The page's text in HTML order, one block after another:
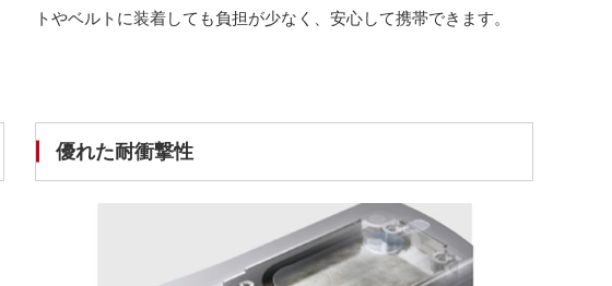
トやベルトに装着しても負担が少なく、安心して携帯できます。
優れた耐衝撃性